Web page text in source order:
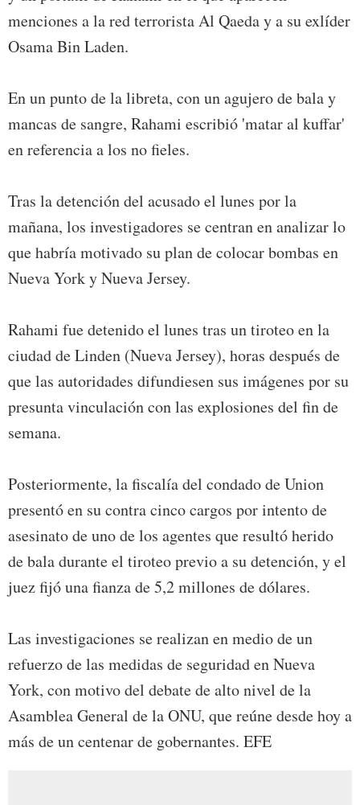
menciones a la red terrorista Al Qaeda y a su exlíder
Osama Bin Laden.
En un punto de la libreta, con un agujero de bala y
mancas de sangre, Rahami escribió 'matar al kuffar'
en referencia a los no fieles.
Tras la detención del acusado el lunes por la
mañana, los investigadores se centran en analizar lo
que habría motivado su plan de colocar bombas en
Nueva York y Nueva Jersey.
Rahami fue detenido el lunes tras un tiroteo en la
ciudad de Linden (Nueva Jersey), horas después de
que las autoridades difundiesen sus imágenes por su
presunta vinculación con las explosiones del fin de
semana.
Posteriormente, la fiscalía del condado de Union
presentó en su contra cinco cargos por intento de
asesinato de uno de los agentes que resultó herido
de bala durante el tiroteo previo a su detención, y el
juez fijó una fianza de 5,2 millones de dólares.
Las investigaciones se realizan en medio de un
refuerzo de las medidas de seguridad en Nueva
York, con motivo del debate de alto nivel de la
Asamblea General de la ONU, que reúne desde hoy a
más de un centenar de gobernantes. EFE